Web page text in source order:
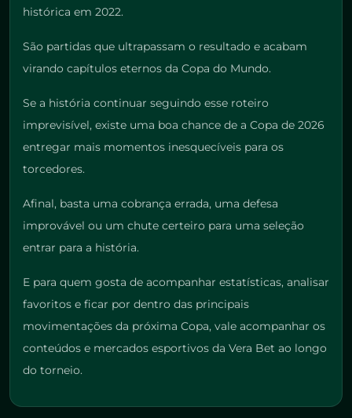
histórica em 2022.
São partidas que ultrapassam o resultado e acabam
virando capítulos eternos da Copa do Mundo.
Se a história continuar seguindo esse roteiro
imprevisível, existe uma boa chance de a Copa de 2026
entregar mais momentos inesquecíveis para os
torcedores.
Afinal, basta uma cobrança errada, uma defesa
improvável ou um chute certeiro para uma seleção
entrar para a história.
E para quem gosta de acompanhar estatísticas, analisar
favoritos e ficar por dentro das principais
movimentações da próxima Copa, vale acompanhar os
conteúdos e mercados esportivos da Vera Bet ao longo
do torneio.